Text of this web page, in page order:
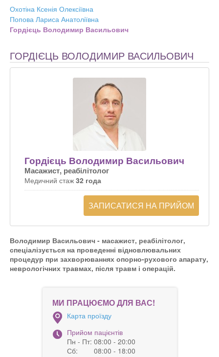
Охотіна Ксенія Олексіївна
Попова Лариса Анатоліївна
Гордієць Володимир Васильович
ГОРДІЄЦЬ ВОЛОДИМИР ВАСИЛЬОВИЧ
Гордієць Володимир Васильович
Масажист, реабілітолог
Медичний стаж 32 года
ЗАПИСАТИСЯ НА ПРИЙОМ
Володимир Васильович - масажист, реабілітолог,
спеціалізується на проведенні відновлювальних
процедур при захворюваннях опорно-рухового апарату,
неврологічних травмах, після травм і операцій.
МИ ПРАЦЮЄМО ДЛЯ ВАС!
Карта проїзду
Прийом пацієнтів
Пн - Пт: 08:00 - 20:00
Сб:
08:00 - 18:00